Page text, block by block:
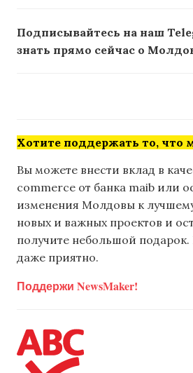
Подписывайтесь на наш
знать прямо сейчас о
Хотите поддержать то, что
Вы можете внести вклад в
commerce от банка maib или
изменения Молдовы к
новых и важных проектов и
получите небольшой
даже приятно.
Поддержи NewsMaker!